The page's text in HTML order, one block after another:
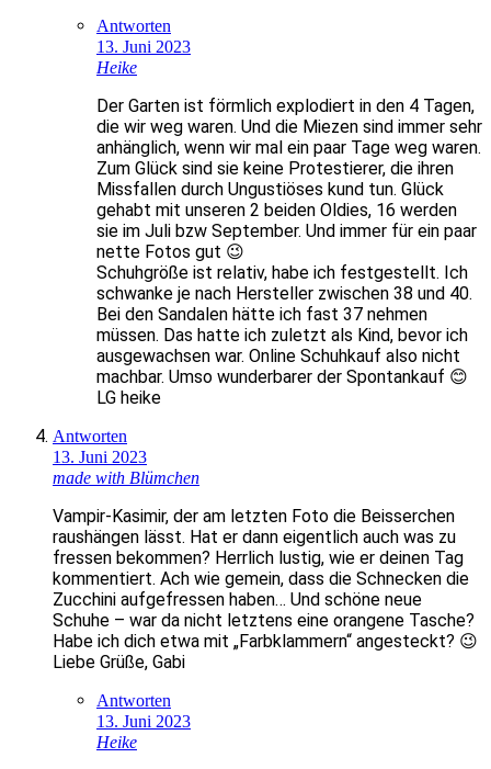
Antworten
13. Juni 2023
Heike
Der Garten ist förmlich explodiert in den 4 Tagen,
die wir weg waren. Und die Miezen sind immer sehr
anhänglich, wenn wir mal ein paar Tage weg waren.
Zum Glück sind sie keine Protestierer, die ihren
Missfallen durch Ungustiöses kund tun. Glück
gehabt mit unseren 2 beiden Oldies, 16 werden
sie im Juli bzw September. Und immer für ein paar
nette Fotos gut 😉
Schuhgröße ist relativ, habe ich festgestellt. Ich
schwanke je nach Hersteller zwischen 38 und 40.
Bei den Sandalen hätte ich fast 37 nehmen
müssen. Das hatte ich zuletzt als Kind, bevor ich
ausgewachsen war. Online Schuhkauf also nicht
machbar. Umso wunderbarer der Spontankauf 😊
LG heike
Antworten
13. Juni 2023
made with Blümchen
Vampir-Kasimir, der am letzten Foto die Beisserchen
raushängen lässt. Hat er dann eigentlich auch was zu
fressen bekommen? Herrlich lustig, wie er deinen Tag
kommentiert. Ach wie gemein, dass die Schnecken die
Zucchini aufgefressen haben… Und schöne neue
Schuhe – war da nicht letztens eine orangene Tasche?
Habe ich dich etwa mit „Farbklammern“ angesteckt? 😉
Liebe Grüße, Gabi
Antworten
13. Juni 2023
Heike